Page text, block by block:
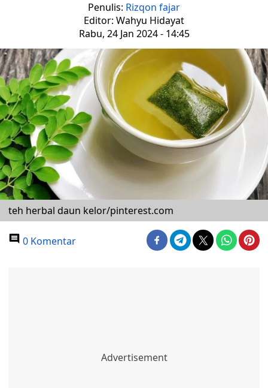
Penulis: Rizqon fajar
Editor: Wahyu Hidayat
Rabu, 24 Jan 2024 - 14:45
teh herbal daun kelor/pinterest.com
0 Komentar